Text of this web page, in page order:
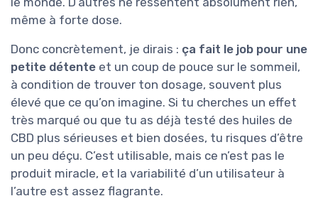
même à forte dose.
Donc concrètement, je dirais : ça fait le job pour une
petite détente et un coup de pouce sur le sommeil,
à condition de trouver ton dosage, souvent plus
élevé que ce qu’on imagine. Si tu cherches un effet
très marqué ou que tu as déjà testé des huiles de
CBD plus sérieuses et bien dosées, tu risques d’être
un peu déçu. C’est utilisable, mais ce n’est pas le
produit miracle, et la variabilité d’un utilisateur à
l’autre est assez flagrante.